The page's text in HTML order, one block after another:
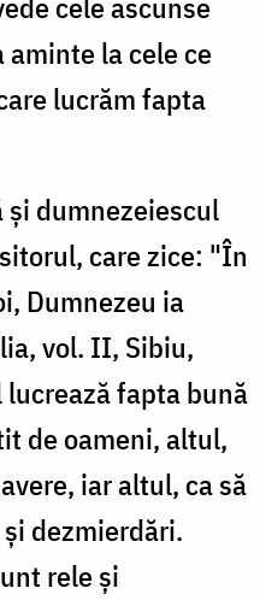
la cele ce
lucrăm fapta
dumnezeiescul
care zice: "În
Dumnezeu ia
vol. II, Sibiu,
fapta bună
de oameni, altul,
iar altul, ca să
dezmierdări.
rele și